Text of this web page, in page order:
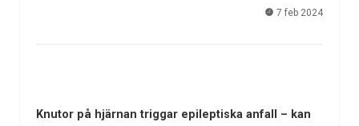
7 feb 2024
Knutor på hjärnan triggar epileptiska anfall – kan